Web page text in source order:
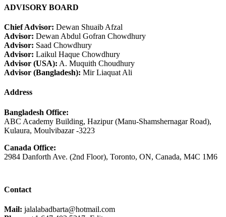
ADVISORY BOARD
Chief Advisor: Dewan Shuaib Afzal
Advisor: Dewan Abdul Gofran Chowdhury
Advisor: Saad Chowdhury
Advisor: Laikul Haque Chowdhury
Advisor (USA): A. Muquith Choudhury
Advisor (Bangladesh): Mir Liaquat Ali
Address
Bangladesh Office:
ABC Academy Building, Hazipur (Manu-Shamshernagar Road),
Kulaura, Moulvibazar -3223
Canada Office:
2984 Danforth Ave. (2nd Floor), Toronto, ON, Canada, M4C 1M6
Contact
Mail: jalalabadbarta@hotmail.com